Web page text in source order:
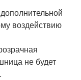
воздействию
не будет